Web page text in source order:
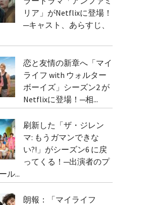
リア」がNetflixに登場！
─キャスト、あらすじ、
恋と友情の新章へ「マイ
ライフ with ウォルター
ボーイズ」シーズン2 が
Netflixに登場！─相...
刷新した「ザ・ジレン
マ: もうガマンできな
い?!」がシーズン6 に戻
ってくる！─出演者のプ
ル...
朗報：「マイライフ